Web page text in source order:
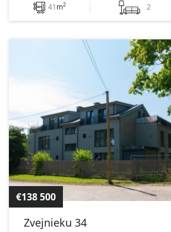
41m2 2
€138 500
Zvejnieku 34